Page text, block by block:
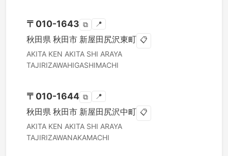
〒 010-1643 ⧉ 📍
秋田県 秋田市 新屋田尻沢東町 📋
AKITA KEN AKITA SHI ARAYA
TAJIRIZAWAHIGASHIMACHI
〒 010-1644 ⧉ 📍
秋田県 秋田市 新屋田尻沢中町 📋
AKITA KEN AKITA SHI ARAYA
TAJIRIZAWANAKAMACHI